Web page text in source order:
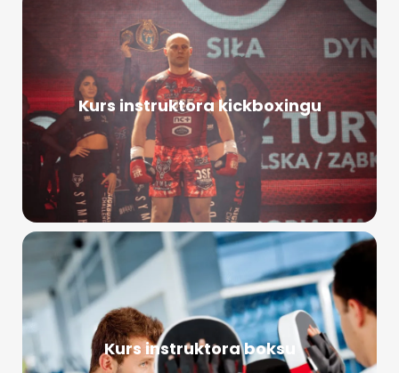
Kurs instruktora kickboxingu
Kurs instruktora boksu